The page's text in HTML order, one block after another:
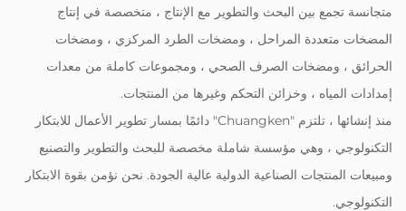
متجانسة تجمع بين البحث والتطوير مع الإنتاج ، متخصصة في إنتاج
المضخات متعددة المراحل ، ومضخات الطرد المركزي ، ومضخات
الحرائق ، ومضخات الصرف الصحي ، ومجموعات كاملة من معدات
إمدادات المياه ، وخزائن التحكم وغيرها من المنتجات.
منذ إنشائها ، تلتزم "Chuangken" دائمًا بمسار تطوير الأعمال للابتكار
التكنولوجي ، وهي مؤسسة شاملة مخصصة للبحث والتطوير والتصنيع
ومبيعات المنتجات الصناعية الدولية عالية الجودة. نحن نؤمن بقوة الابتكار
التكنولوجي.